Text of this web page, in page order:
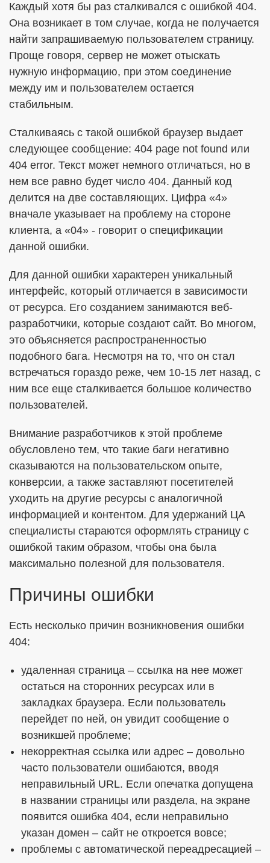
Каждый хотя бы раз сталкивался с ошибкой 404.
Она возникает в том случае, когда не получается
найти запрашиваемую пользователем страницу.
Проще говоря, сервер не может отыскать
нужную информацию, при этом соединение
между им и пользователем остается
стабильным.
Сталкиваясь с такой ошибкой браузер выдает
следующее сообщение: 404 page not found или
404 error. Текст может немного отличаться, но в
нем все равно будет число 404. Данный код
делится на две составляющих. Цифра «4»
вначале указывает на проблему на стороне
клиента, а «04» - говорит о спецификации
данной ошибки.
Для данной ошибки характерен уникальный
интерфейс, который отличается в зависимости
от ресурса. Его созданием занимаются веб-
разработчики, которые создают сайт. Во многом,
это объясняется распространенностью
подобного бага. Несмотря на то, что он стал
встречаться гораздо реже, чем 10-15 лет назад, с
ним все еще сталкивается большое количество
пользователей.
Внимание разработчиков к этой проблеме
обусловлено тем, что такие баги негативно
сказываются на пользовательском опыте,
конверсии, а также заставляют посетителей
уходить на другие ресурсы с аналогичной
информацией и контентом. Для удержаний ЦА
специалисты стараются оформлять страницу с
ошибкой таким образом, чтобы она была
максимально полезной для пользователя.
Причины ошибки
Есть несколько причин возникновения ошибки
404:
удаленная страница – ссылка на нее может
остаться на сторонних ресурсах или в
закладках браузера. Если пользователь
перейдет по ней, он увидит сообщение о
возникшей проблеме;
некорректная ссылка или адрес – довольно
часто пользователи ошибаются, вводя
неправильный URL. Если опечатка допущена
в названии страницы или раздела, на экране
появится ошибка 404, если неправильно
указан домен – сайт не откроется вовсе;
проблемы с автоматической переадресацией –